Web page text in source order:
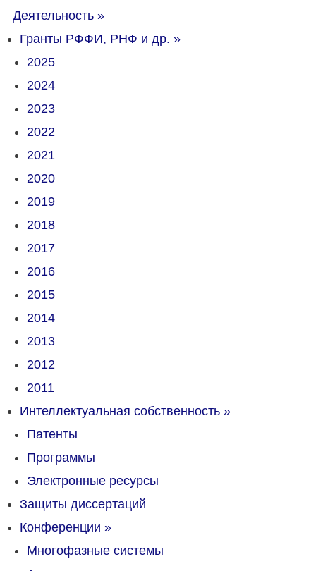
Деятельность »
Гранты РФФИ, РНФ и др. »
2025
2024
2023
2022
2021
2020
2019
2018
2017
2016
2015
2014
2013
2012
2011
Интеллектуальная собственность »
Патенты
Программы
Электронные ресурсы
Защиты диссертаций
Конференции »
Многофазные системы